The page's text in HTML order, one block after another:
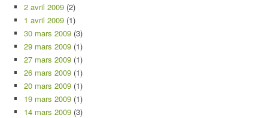
2 avril 2009 (2)
1 avril 2009 (1)
30 mars 2009 (3)
29 mars 2009 (1)
27 mars 2009 (1)
26 mars 2009 (1)
20 mars 2009 (1)
19 mars 2009 (1)
14 mars 2009 (3)